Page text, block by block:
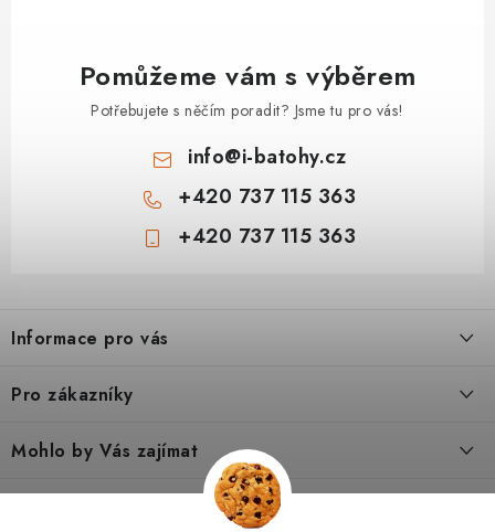
Pomůžeme vám s výběrem
Potřebujete s něčím poradit? Jsme tu pro vás!
info@i-batohy.cz
+420 737 115 363
+420 737 115 363
p
a
Informace pro vás
Doprava a platba
Pro zákazníky
Podmínky ochrany osobní údaje
Mohlo by Vás zajímat
Dárkové poukazy